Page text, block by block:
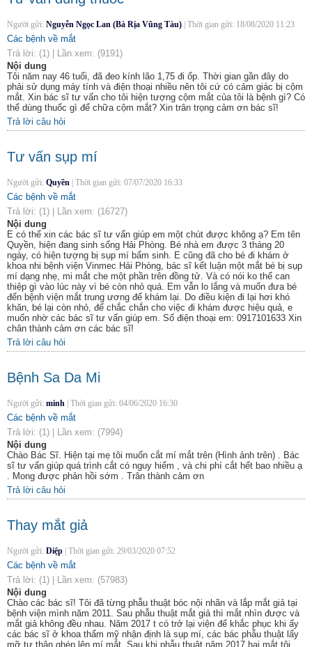
Người gửi: Nguyễn Ngọc Lan (Bà Rịa Vũng Tàu) | Thời gian gửi: 18/08/2020 11:23
Các bệnh về mắt
Trả lời: (1) | Lần xem: (9191)
Nội dung
Tôi năm nay 46 tuổi, đã đeo kính lão 1,75 đi ốp. Thời gian gần đây do
phải sử dụng máy tính và điện thoại nhiều nên tôi cứ có cảm giác bị cộm
mắt. Xin bác sĩ tư vấn cho tôi hiện tượng cộm mắt của tôi là bệnh gì? Có
thể dùng thuốc gì để chữa cộm mắt? Xin trân trọng cảm ơn bác sĩ!
Trả lời câu hỏi
Tư vấn sụp mí
Người gửi: Quyền | Thời gian gửi: 07/07/2020 16:33
Các bệnh về mắt
Trả lời: (1) | Lần xem: (16727)
Nội dung
E có thể xin các bác sĩ tư vấn giúp em một chút được không ạ? Em tên
Quyền, hiện đang sinh sống Hải Phòng. Bé nhà em được 3 tháng 20
ngày, có hiện tượng bị sụp mí bẩm sinh. E cũng đã cho bé đi khám ở
khoa nhi bệnh viện Vinmec Hải Phòng, bác sĩ kết luận một mắt bé bị sụp
mí dạng nhẹ, mi mắt che một phần trên đồng tử. Và có nói ko thể can
thiệp gì vào lúc này vì bé còn nhỏ quá. Em vẫn lo lắng và muốn đưa bé
đến bệnh viện mắt trung ương để khám lại. Do điều kiện đi lại hơi khó
khăn, bé lại còn nhỏ, để chắc chắn cho việc đi khám được hiệu quả, e
muốn nhờ các bác sĩ tư vấn giúp em. Số điện thoại em: 0917101633 Xin
chân thành cảm ơn các bác sĩ!
Trả lời câu hỏi
Bệnh Sa Da Mi
Người gửi: minh | Thời gian gửi: 04/06/2020 16:30
Các bệnh về mắt
Trả lời: (1) | Lần xem: (7994)
Nội dung
Chào Bác Sĩ. Hiện tại mẹ tôi muốn cắt mí mắt trên (Hình ảnh trên) . Bác
sĩ tư vấn giúp quá trình cắt có nguy hiểm , và chi phí cắt hết bao nhiều ạ
. Mong được phản hồi sớm . Trân thành cảm ơn
Trả lời câu hỏi
Thay mắt giả
Người gửi: Diệp | Thời gian gửi: 29/03/2020 07:52
Các bệnh về mắt
Trả lời: (1) | Lần xem: (57983)
Nội dung
Chào các bác sĩ! Tôi đã từng phẫu thuật bóc nội nhãn và lắp mắt giả tại
bệnh viện mình năm 2011. Sau phẫu thuật mắt giả thì mắt nhìn được và
mắt giả không đều nhau. Năm 2017 t có trở lại viện để khắc phục khi ấy
các bác sĩ ở khoa thẩm mỹ nhận định là sụp mí, các bác phẫu thuật lấy
mỡ tự thân ghép lên mí mắt. Sau khi phẫu thuật năm 2017 hai mắt tôi